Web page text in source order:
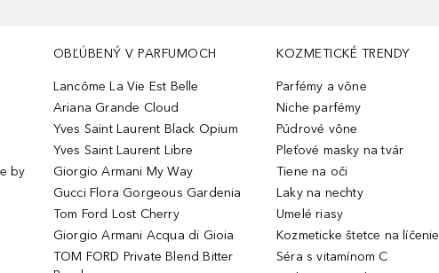
by
OBĽÚBENÝ V PARFUMOCH
Lancôme La Vie Est Belle
Ariana Grande Cloud
Yves Saint Laurent Black Opium
Yves Saint Laurent Libre
Giorgio Armani My Way
Gucci Flora Gorgeous Gardenia
Tom Ford Lost Cherry
Giorgio Armani Acqua di Gioia
TOM FORD Private Blend Bitter
KOZMETICKÉ TRENDY
Parfémy a vône
Niche parfémy
Púdrové vône
Pleťové masky na tvár
Tiene na oči
Laky na nechty
Umelé riasy
Kozmeticke štetce na líčenie
Séra s vitamínom C